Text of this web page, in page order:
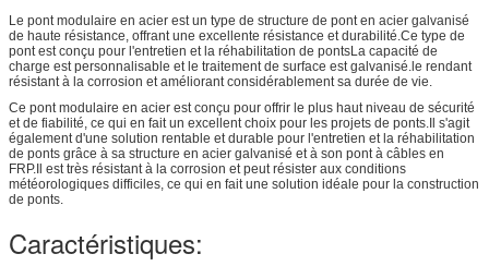
Le pont modulaire en acier est un type de structure de pont en acier galvanisé
de haute résistance, offrant une excellente résistance et durabilité.Ce type de
pont est conçu pour l'entretien et la réhabilitation de pontsLa capacité de
charge est personnalisable et le traitement de surface est galvanisé.le rendant
résistant à la corrosion et améliorant considérablement sa durée de vie.
Ce pont modulaire en acier est conçu pour offrir le plus haut niveau de sécurité
et de fiabilité, ce qui en fait un excellent choix pour les projets de ponts.Il s'agit
également d'une solution rentable et durable pour l'entretien et la réhabilitation
de ponts grâce à sa structure en acier galvanisé et à son pont à câbles en
FRP.Il est très résistant à la corrosion et peut résister aux conditions
météorologiques difficiles, ce qui en fait une solution idéale pour la construction
de ponts.
Caractéristiques: